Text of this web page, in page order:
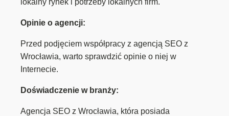
lokalny rynek i potrzeby lokalnych firm.
Opinie o agencji:
Przed podjęciem współpracy z agencją SEO z
Wrocławia, warto sprawdzić opinie o niej w
Internecie.
Doświadczenie w branży:
Agencja SEO z Wrocławia, która posiada